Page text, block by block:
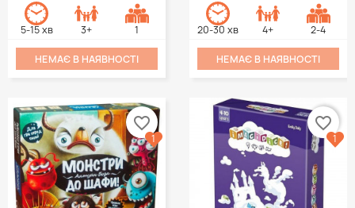
5-15 хв 3+ 1
НЕМАЄ В НАЯВНОСТІ
20-30 хв 4+ 2-4
НЕМАЄ В НАЯВНОСТІ
favorite_border
1
favorite_border
1